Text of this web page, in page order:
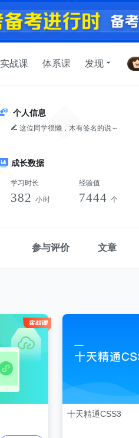
实战课 体系课 发现
个人信息
这位同学很懒，木有签名的说～
成长数据
学习时长
382 小时
经验值
7444 个
参与评价 文章
十天精通CSS3